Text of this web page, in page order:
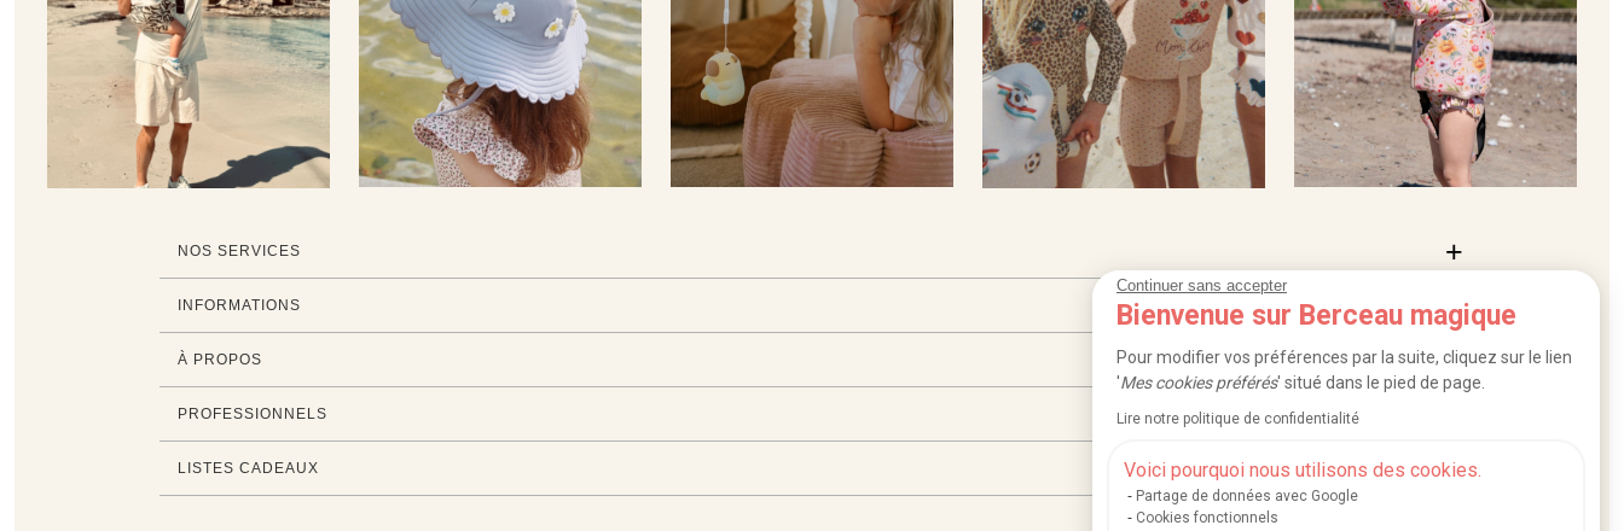
Continuer sans accepter
Bienvenue sur Berceau magique
Pour modifier vos préférences par la suite, cliquez sur le lien
'Mes cookies préférés' situé dans le pied de page.
Lire notre politique de confidentialité
Voici pourquoi nous utilisons des cookies.
Partage de données avec Google
Cookies fonctionnels
NOS SERVICES
INFORMATIONS
À PROPOS
PROFESSIONNELS
LISTES CADEAUX